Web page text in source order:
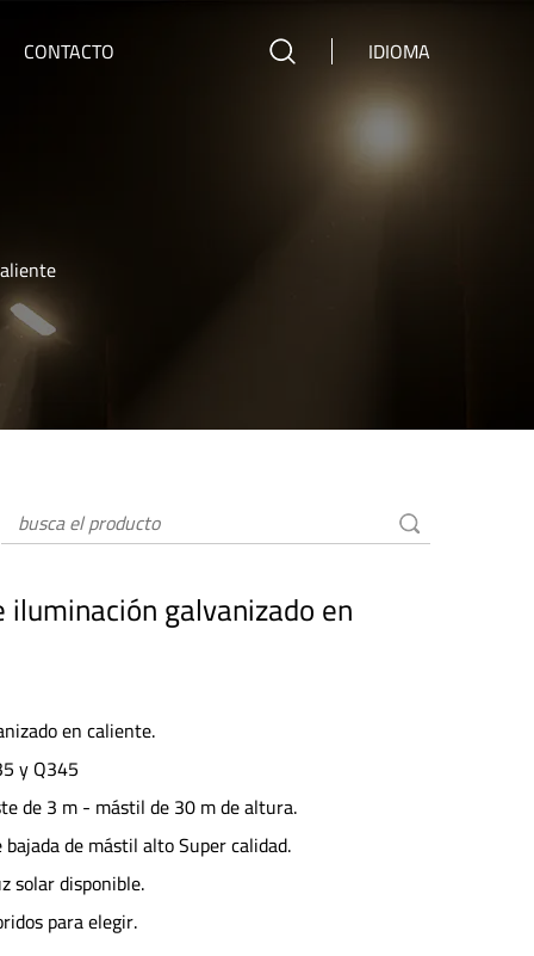
CONTACTO IDIOMA
iluminación galvanizado en
en caliente.
y Q345
de 3 m - mástil de 30 m de altura.
de mástil alto Super calidad.
solar disponible.
para elegir.